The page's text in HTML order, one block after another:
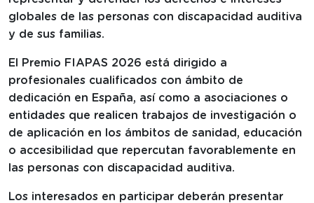
globales de las personas con discapacidad auditiva
y de sus familias.
El Premio FIAPAS 2026 está dirigido a
profesionales cualificados con ámbito de
dedicación en España, así como a asociaciones o
entidades que realicen trabajos de investigación o
de aplicación en los ámbitos de sanidad, educación
o accesibilidad que repercutan favorablemente en
las personas con discapacidad auditiva.
Los interesados en participar deberán presentar